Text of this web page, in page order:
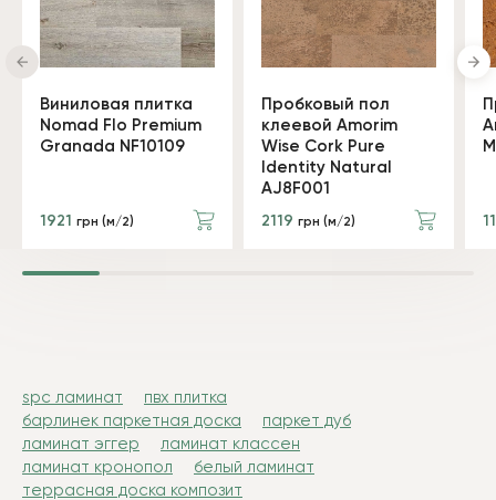
Виниловая плитка
Nomad Flo Premium
Granada NF10109
1921 грн (м/2)
Пробковый пол
клеевой Amorim
Wise Cork Pure
Identity Natural
AJ8F001
2119 грн (м/2)
spc ламинат
пвх плитка
барлинек паркетная доска
паркет дуб
ламинат эггер
ламинат классен
ламинат кронопол
белый ламинат
террасная доска композит